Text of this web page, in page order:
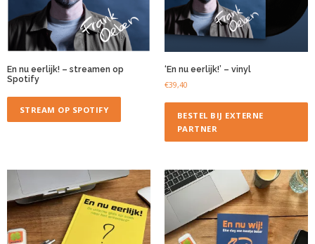
En nu eerlijk! – streamen op
Spotify
STREAM OP SPOTIFY
‘En nu eerlijk!’ – vinyl
€39,40
BESTEL BIJ EXTERNE
PARTNER